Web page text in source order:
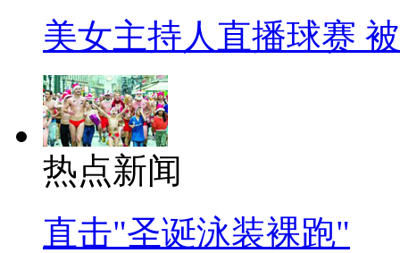
美女主持人直播球赛
热点新闻
直击"圣诞泳装裸跑"